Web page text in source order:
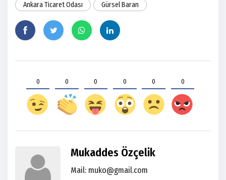
Ankara Ticaret Odası Gürsel Baran
0 0 0 0 0 0
Mukaddes Özçelik
Mail: muko@gmail.com